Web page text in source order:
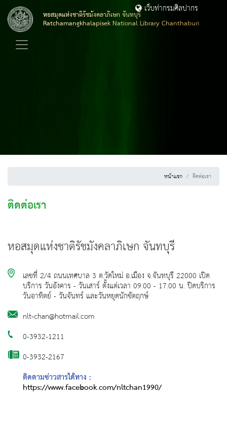
หอสมุดแห่งชาติรัชมังคลาภิเษก จันทบุรี
Ratchamangkhalapisek National Library Chanthaburi
เว็บท่ากรมศิลปากร
หน้าแรก ติดต่อเรา
ติดต่อเรา
หอสมุดแห่งชาติรัชมังคลาภิเษก จันทบุรี
เลขที่ 2/4 ถนนเทศบาล 3 ต.วัดใหม่ อ.เมือง จ.จันทบุรี 22000 เปิด
บริการ วันอังคาร - วันเสาร์ ตั้งแต่เวลา 09.00 - 17.00 น. ปิดบริการ
วันอาทิตย์ - วันจันทร์ และวันหยุดนักขัตฤกษ์
nlt-chan@hotmail.com
0-3932-1211
0-3932-2167
ติดตามข่าวสารได้ทาง :
https://www.facebook.com/nltchan1990/